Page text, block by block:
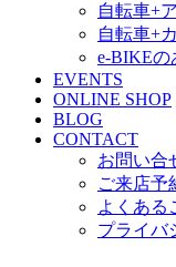
自転車+
自転車+
e-BIKEの
EVENTS
ONLINE SHOP
BLOG
CONTACT
お問い合
ご来店予
よくある
プライバ